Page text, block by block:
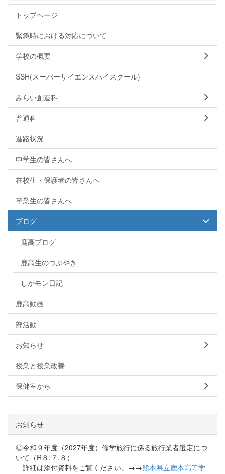
トップページ
緊急時における対応について
学校の概要
SSH(スーパーサイエンスハイスクール)
みらい創造科
普通科
進路状況
中学生の皆さんへ
在校生・保護者の皆さんへ
卒業生の皆さんへ
ブログ
鹿高ブログ
鹿高生のつぶやき
しかモン日記
鹿高動画
部活動
お知らせ
授業と授業改善
保健室から
お知らせ
◎令和９年度（2027年度）修学旅行に係る旅行業者選定につ
いて（R８.７.８）
詳細は添付資料をご覧ください。→→熊本県立鹿本高等学